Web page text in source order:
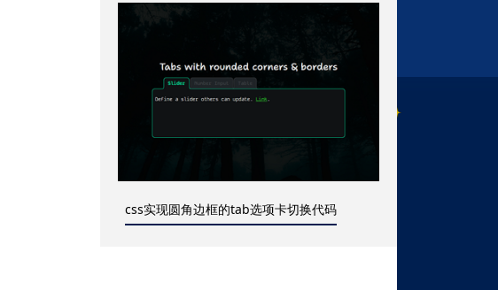
css实现圆角边框的tab选项卡切换代码